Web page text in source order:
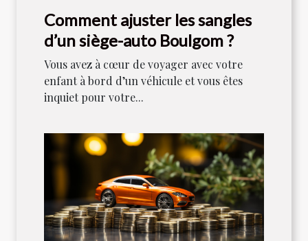
Comment ajuster les sangles
d’un siège-auto Boulgom ?
Vous avez à cœur de voyager avec votre
enfant à bord d’un véhicule et vous êtes
inquiet pour votre...